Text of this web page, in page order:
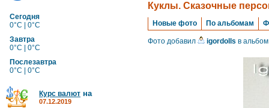
Сегодня
0°C | 0°C
Завтра
0°C | 0°C
Послезавтра
0°C | 0°C
Курс валют на
07.12.2019
Куклы. Сказочные
Новые фото По альбомам
Фото добавил igordolls в